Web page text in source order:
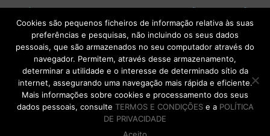
POLÍTICA DE PRIVACIDADE|TERMOS E CONDIÇÕESlCONDIÇÕES
GERAIS DE VENDA| Alberto Oculista, SA 2026. Todos os direitos reservados.
Cookies são pequenos ficheiros de informação relativa às suas
preferências e pesquisas, não incluindo os seus dados
pessoais, que são armazenados no seu computador através do
navegador. Permitem, através desse armazenamento,
determinar a utilidade e o interesse de determinado sítio da
internet, assegurando uma navegação mais rápida e eficiente.
Mais informações sobre cookies e processamento dos seus
dados pessoais, consulte TERMOS E CONDIÇÕESe a POLÍTICA
DE PRIVACIDADE